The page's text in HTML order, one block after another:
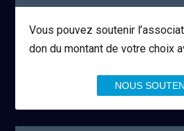
Vous pouvez soutenir
don du montant de votre choix
NOUS